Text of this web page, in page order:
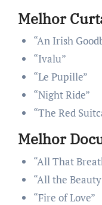
Melhor
“An Irish
“Ivalu”
“Le Pupille”
“Night Ride”
“The Red
Melhor
“All That
“All the
“Fire of Love”